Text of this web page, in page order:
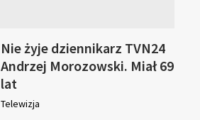
Nie żyje dziennikarz TVN24
Andrzej Morozowski. Miał 69
lat
Telewizja